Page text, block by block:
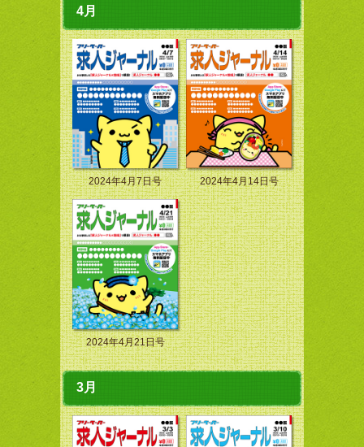
4月
2024年4月7日号 2024年4月14日号
2024年4月21日号
3月